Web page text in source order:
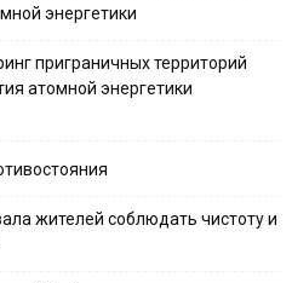
энергетики
приграничных территорий
атомной энергетики
жителей соблюдать чистоту и